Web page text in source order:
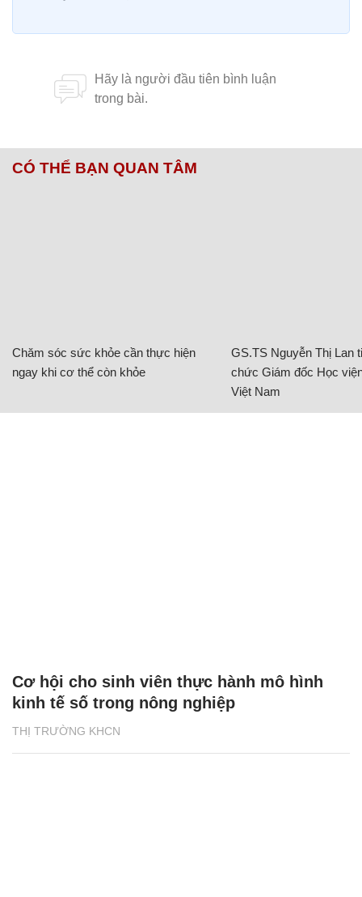
CÓ THỂ BẠN QUAN TÂM
Chăm sóc sức khỏe cần thực hiện
ngay khi cơ thể còn khỏe
GS.TS Nguyễn Thị Lan
chức Giám đốc Học
Việt Nam
THỊ TRƯỜNG KHCN
Cơ hội cho sinh viên thực hành mô hình
kinh tế số trong nông nghiệp